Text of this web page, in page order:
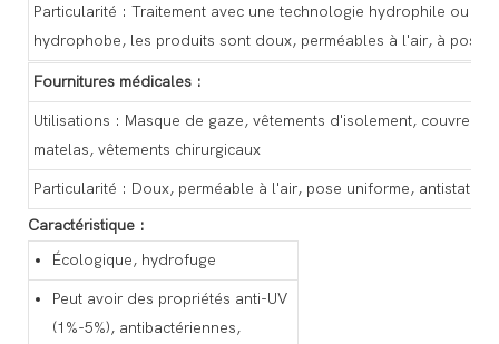
Particularité : Traitement avec une technologie hydrophile ou
hydrophobe, les produits sont doux, perméables à l'air, à pose
Fournitures médicales :
Utilisations : Masque de gaze, vêtements d'isolement, couvre-
matelas, vêtements chirurgicaux
Particularité : Doux, perméable à l'air, pose uniforme,
Caractéristique :
Écologique, hydrofuge
Peut avoir des propriétés anti-UV
(1%-5%), antibactériennes,